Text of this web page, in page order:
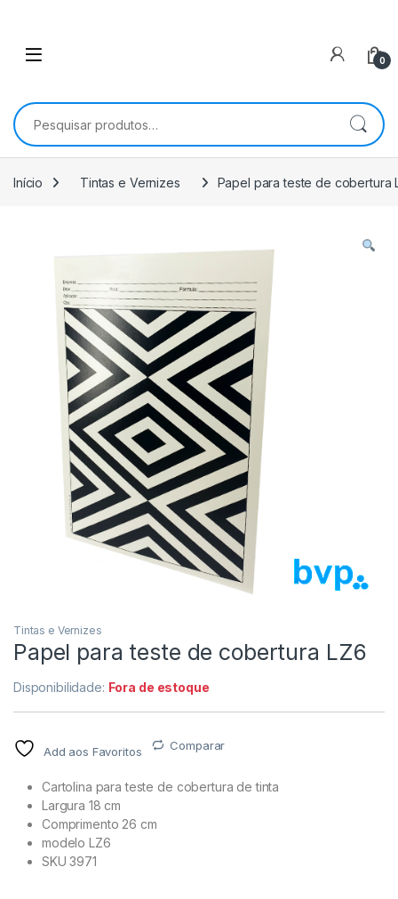
0
Pesquisar por:
Início Tintas e Vernizes Papel para teste de cobertura
Tintas e Vernizes
Papel para teste de cobertura LZ6
Disponibilidade: Fora de estoque
Add aos Favoritos Comparar
Cartolina para teste de cobertura de tinta
Largura 18 cm
Comprimento 26 cm
modelo LZ6
SKU 3971